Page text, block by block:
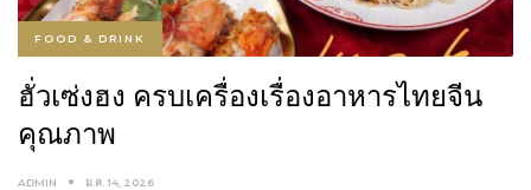
FOOD & DRINK
ฮั่วเซ่งฮง ครบเครื่องเรื่องอาหารไทยจีน
คุณภาพ
ADMIN ม.ค. 14, 2026